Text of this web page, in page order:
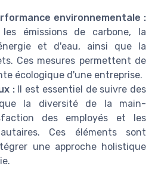
environnementale :
émissions de carbone, la
et d'eau, ainsi que la
Ces mesures permettent de
écologique d'une entreprise.
:Il est essentiel de suivre des
la diversité de la main-
des employés et les
Ces éléments sont
une approche holistique